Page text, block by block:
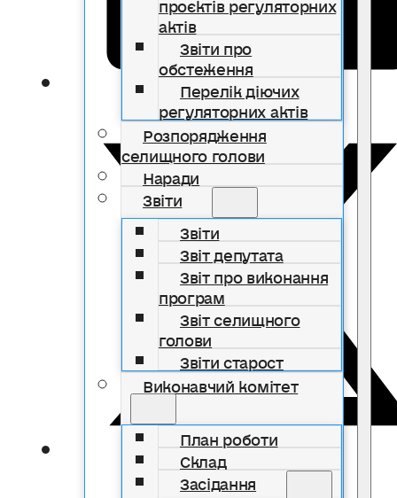
актів
Звіти про
обстеження
Перелік діючих
регуляторних актів
Розпорядження
селищного голови
Наради
Звіти
Звіти
Звіт депутата
Звіт про виконання
програм
Звіт селищного
голови
Звіти старост
Виконавчий комітет
План роботи
Склад
Засідання